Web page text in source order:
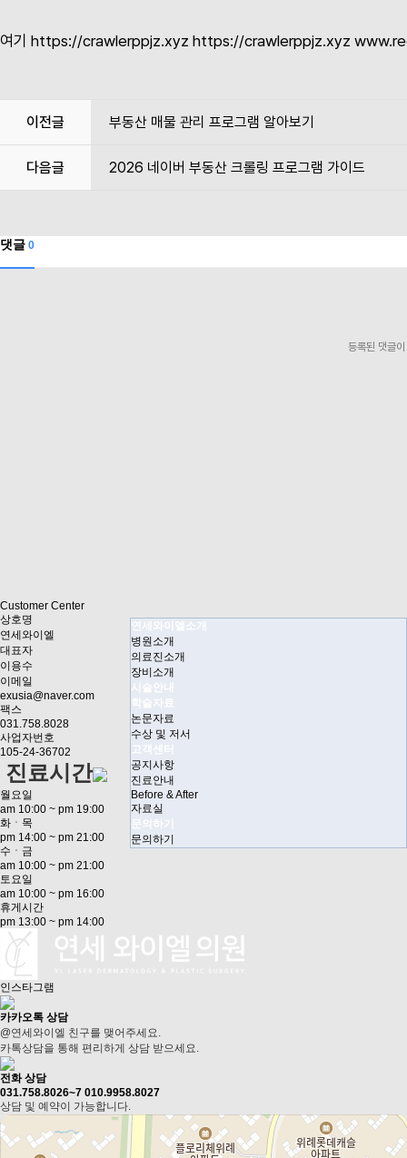
여기 https://crawlerppjz.xyz https://crawlerppjz.xyz
이전글 부동산 매물 관리 프로그램 알아보기
다음글 2026 네이버 부동산 크롤링 프로그램 가이드
댓글 0
등록된 댓글
연세와이엘소개
병원소개
의료진소개
장비소개
시술안내
학술자료
논문자료
수상 및 저서
고객센터
공지사항
진료안내
Before & After
자료실
문의하기
문의하기
Customer Center
상호명
연세와이엘
대표자
이용수
이메일
exusia@naver.com
팩스
031.758.8028
사업자번호
105-24-36702
진료시간
월요일
am 10:00 ~ pm 19:00
화ㆍ목
pm 14:00 ~ pm 21:00
수ㆍ금
am 10:00 ~ pm 21:00
토요일
am 10:00 ~ pm 16:00
휴게시간
pm 13:00 ~ pm 14:00
인스타그램
카카오톡 상담
@연세와이엘 친구를 맺어주세요.
카톡상담을 통해 편리하게 상담 받으세요.
전화 상담
031.758.8026~7 010.9958.8027
상담 및 예약이 가능합니다.